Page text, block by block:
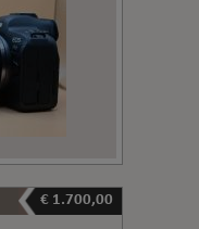
€ 1.700,00